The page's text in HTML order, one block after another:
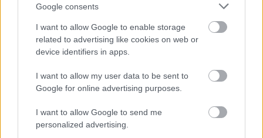
Google consents
I want to allow Google to enable storage
related to advertising like cookies on web or
device identifiers in apps.
I want to allow my user data to be sent to
Google for online advertising purposes.
I want to allow Google to send me
personalized advertising.
Design 365 - öntervezés, az év összes
napján
Vadiúj iPhone 6 vagy szervizelt Nexus 5?